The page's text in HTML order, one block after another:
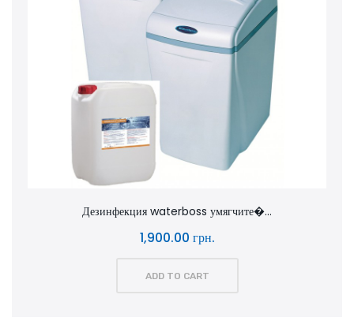
Дезинфекция waterboss умягчите�...
1,900.00 грн.
ADD TO CART